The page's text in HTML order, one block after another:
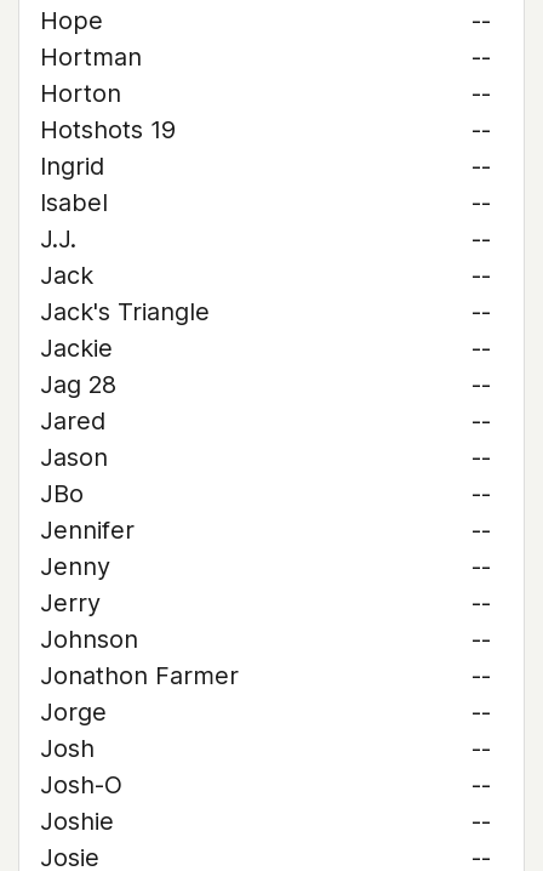
Hope
--
Hortman
--
Horton
--
Hotshots 19
--
Ingrid
--
Isabel
--
J.J.
--
Jack
--
Jack's Triangle
--
Jackie
--
Jag 28
--
Jared
--
Jason
--
JBo
--
Jennifer
--
Jenny
--
Jerry
--
Johnson
--
Jonathon Farmer
--
Jorge
--
Josh
--
Josh-O
--
Joshie
--
Josie
--